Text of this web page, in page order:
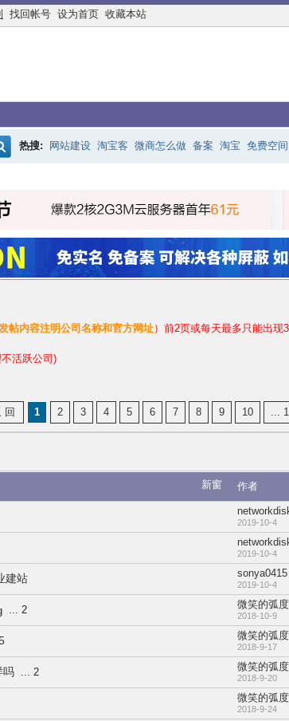
找回帐号 设为首页 收藏本站
热搜: 网站建设 淘宝客 微商怎么做 备案 淘宝 免费空间
帖内容注明公司名称和官方网址）前2页或每天最多只能出
活跃公司)
1 2 3 4 5 6 7 8 9 10 ...
回
新窗 作者
2019-10-4
2019-10-4
建站 sonya0415
2019-10-4
... 2 微笑的弧
2018-10-9
微笑的弧
2018-9-17
吗 ... 2 微笑的弧
2018-9-20
微笑的弧
2018-9-24